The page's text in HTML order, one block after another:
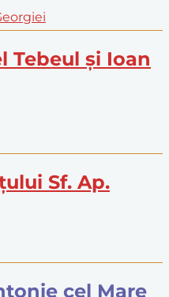
Tebeul și Ioan
Sf. Ap.
cel Mare